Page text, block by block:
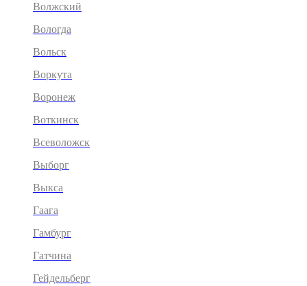
Волжский
Вологда
Вольск
Воркута
Воронеж
Воткинск
Всеволожск
Выборг
Выкса
Гаага
Гамбург
Гатчина
Гейдельберг